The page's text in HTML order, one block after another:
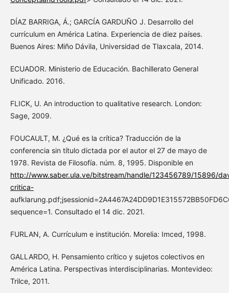
DÍAZ BARRIGA, Á.; GARCÍA GARDUÑO J. Desarrollo del
currículum en América Latina. Experiencia de diez países.
Buenos Aires: Miño Dávila, Universidad de Tlaxcala, 2014.
ECUADOR. Ministerio de Educación. Bachillerato General
Unificado. 2016.
FLICK, U. An introduction to qualitative research. London:
Sage, 2009.
FOUCAULT, M. ¿Qué es la crítica? Traducción de la
conferencia sin título dictada por el autor el 27 de mayo de
1978. Revista de Filosofía. núm. 8, 1995. Disponible en
http://www.saber.ula.ve/bitstream/handle/123456789/15896/
critica-
sequence=1. Consultado el 14 dic. 2021.
FURLAN, A. Currículum e institución. Morelia: Imced, 1998.
GALLARDO, H. Pensamiento crítico y sujetos colectivos en
América Latina. Perspectivas interdisciplinarias. Montevideo:
Trilce, 2011.